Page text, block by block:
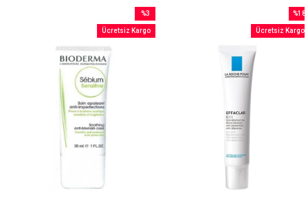
%3
İndirim
Ücretsiz Kargo
%18
İndirim
Ücretsiz Kargo